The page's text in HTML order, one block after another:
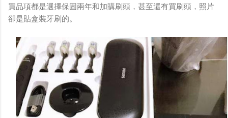
買品項都是選擇保固兩年和加購刷頭，甚至還有買刷頭，照片
卻是貼盒裝牙刷的。